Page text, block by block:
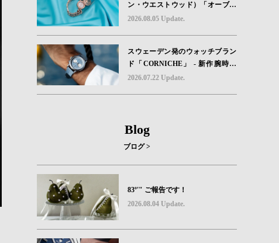
ション2種類が発売。
ン・ウエストウッド）「オーブボ
タン」コレクションに、⽇本限定
2026.08.05 Update.
スウェーデン発のウォッチブラン
ド「CORNICHE」 - 新作腕時計
地中海の夏を映す、爽やかなブル
2026.07.22 Update.
Blog
ブログ >
83º'" ご報告です！
2026.08.04 Update.